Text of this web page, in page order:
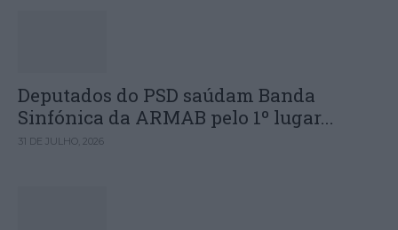
Deputados do PSD saúdam Banda
Sinfónica da ARMAB pelo 1º lugar...
31 DE JULHO, 2026